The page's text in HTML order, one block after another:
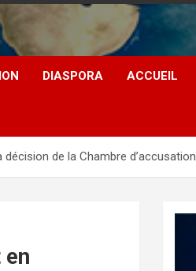
DIASPORA ACCUEIL
de la Chambre d’accusation